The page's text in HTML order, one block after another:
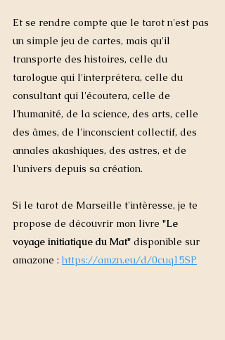
Et se rendre compte que le tarot n'est pas
un simple jeu de cartes, mais qu'il
transporte des histoires, celle du
tarologue qui l'interprétera, celle du
consultant qui l'écoutera, celle de
l'humanité, de la science, des arts, celle
des âmes, de l'inconscient collectif, des
annales akashiques, des astres, et de
l'univers depuis sa création.
Si le tarot de Marseille t'intèresse, je te
propose de découvrir mon livre "Le
voyage initiatique du Mat" disponible sur
amazone : https://amzn.eu/d/0cuq15SP